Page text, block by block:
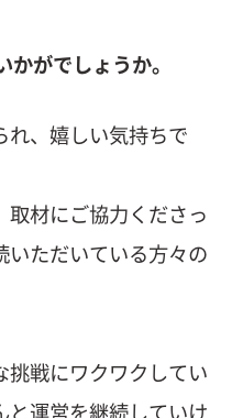
がでしょうか。
れ、嬉しい気持ちで
取材にご協力くださっ
いただいている方々の
挑戦にワクワクしてい
と運営を継続していけ